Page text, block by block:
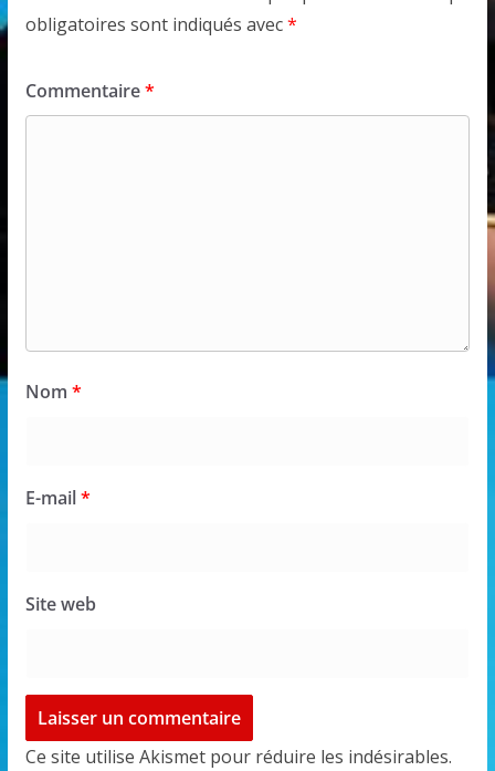
obligatoires sont indiqués avec*
Commentaire*
Nom *
E-mail*
Site web
Ce site utilise Akismet pour réduire les indésirables.